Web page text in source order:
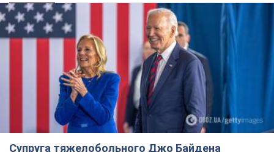
Супруга тяжелобольного Джо Байдена